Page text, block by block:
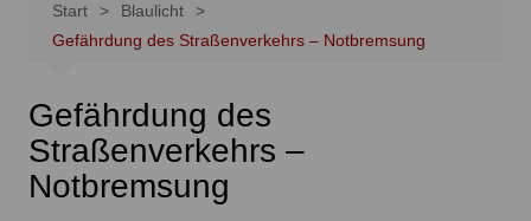
Start
Blaulicht
Gefährdung des Straßenverkehrs – Notbremsung
Gefährdung des
Straßenverkehrs –
Notbremsung